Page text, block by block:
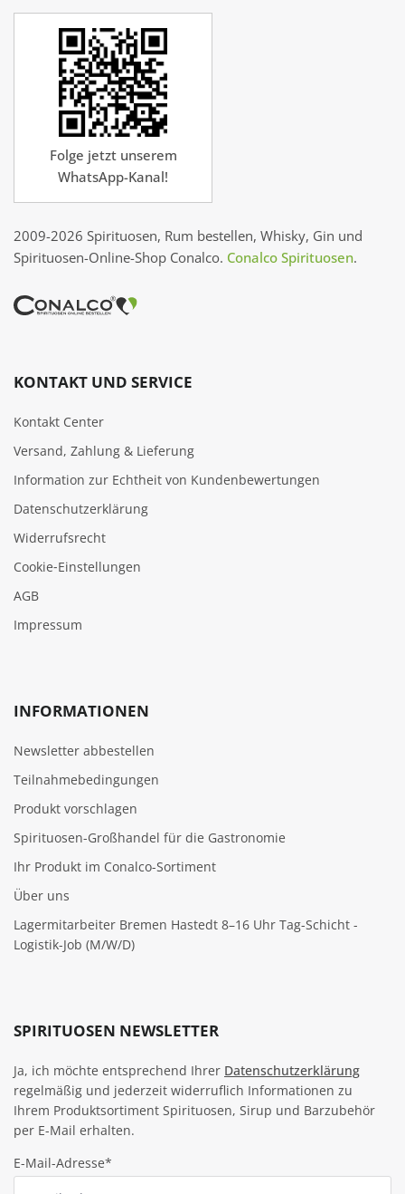
Folge jetzt unserem
WhatsApp-Kanal!
2009-2026 Spirituosen, Rum bestellen, Whisky, Gin und
Spirituosen-Online-Shop Conalco. Conalco Spirituosen.
KONTAKT UND SERVICE
Kontakt Center
Versand, Zahlung & Lieferung
Information zur Echtheit von Kundenbewertungen
Datenschutzerklärung
Widerrufsrecht
Cookie‑Einstellungen
AGB
Impressum
INFORMATIONEN
Newsletter abbestellen
Teilnahmebedingungen
Produkt vorschlagen
Spirituosen-Großhandel für die Gastronomie
Ihr Produkt im Conalco-Sortiment
Über uns
Lagermitarbeiter Bremen Hastedt 8–16 Uhr Tag-Schicht -
Logistik-Job (M/W/D)
SPIRITUOSEN NEWSLETTER
Ja, ich möchte entsprechend Ihrer Datenschutzerklärung
regelmäßig und jederzeit widerruflich Informationen zu
Ihrem Produktsortiment Spirituosen, Sirup und Barzubehör
per E-Mail erhalten.
E-Mail-Adresse*